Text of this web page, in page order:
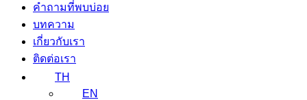
คำถามที่พบบ่อย
บทความ
เกี่ยวกับเรา
ติดต่อเรา
TH
EN